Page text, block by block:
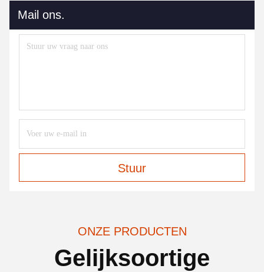
Mail ons.
Stuur
ONZE PRODUCTEN
Gelijksoortige